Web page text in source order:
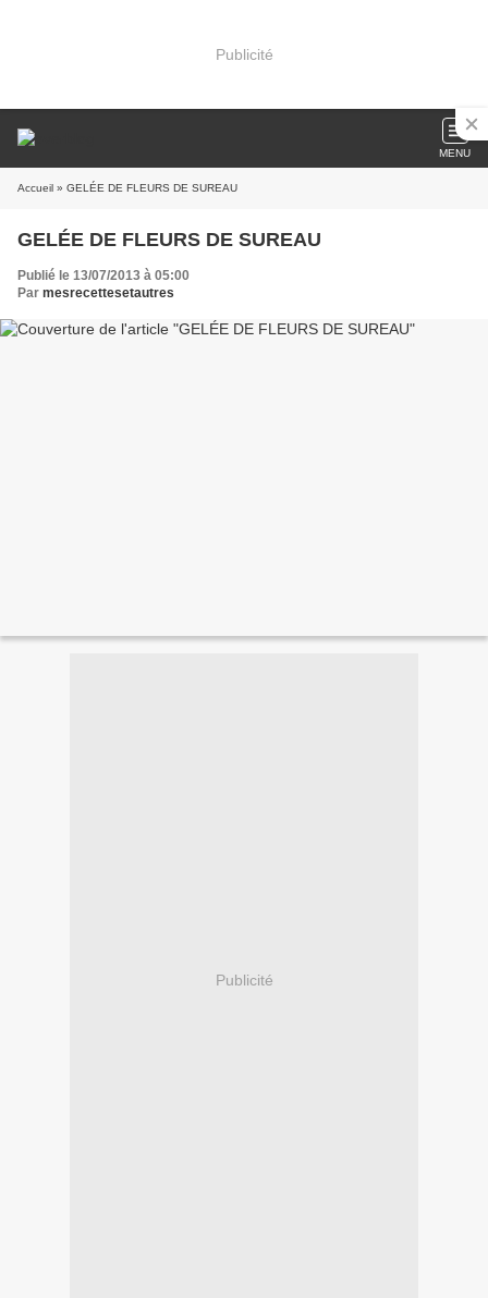
Publicité
MENU
Accueil » GELÉE DE FLEURS DE SUREAU
GELÉE DE FLEURS DE SUREAU
Publié le 13/07/2013 à 05:00
Par mesrecettesetautres
Publicité